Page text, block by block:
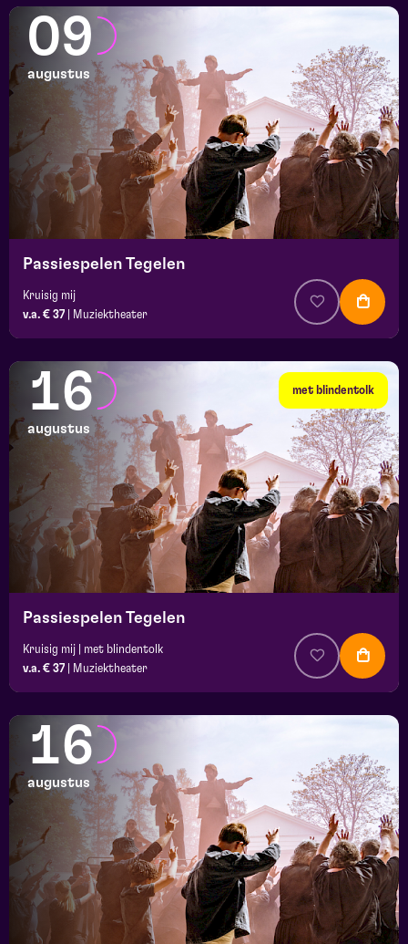
09
augustus
Passiespelen Tegelen
Kruisig mij
v.a. € 37
Muziektheater
met blindentolk
16
augustus
Passiespelen Tegelen
Kruisig mij | met blindentolk
v.a. € 37
Muziektheater
16
augustus